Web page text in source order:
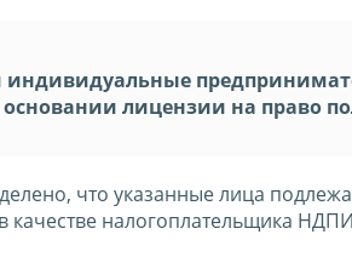
лицензии на право
что указанные лица
налогоплательщика